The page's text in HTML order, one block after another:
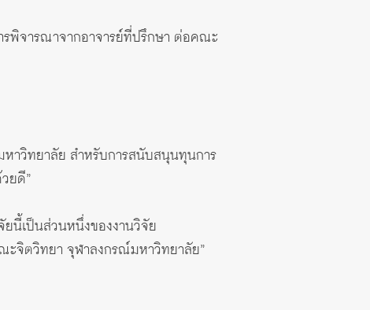
รพิจารณาจากอาจารย์ที่ปรึกษา ต่อคณะ
าวิทยาลัย สําหรับการสนับสนุนทุนการ
ยดี”
นี้เป็นส่วนหนึ่งของงานวิจัย
ทยา จุฬาลงกรณ์มหาวิทยาลัย”